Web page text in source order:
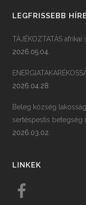
LEGFRISSEBB
TÁJÉKOZTATÁS
2026.05.04.
2026.04.28.
Beleg község
sertéspestis betegség
2026.03.02.
LINKEK